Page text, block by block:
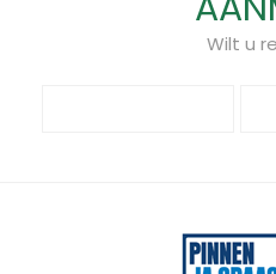
Wilt u